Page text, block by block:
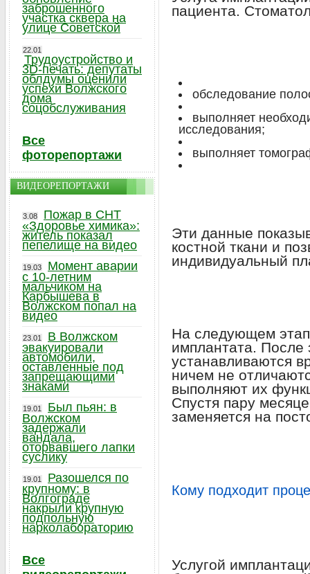
пациента.
обследование
выполняет
исследования;
выполняет
Эти данные
костной ткани и
индивидуальный
На следующем
имплантата. После
устанавливаются
ничем не
выполняют их
Спустя пару
заменяется на
Кому подходит
Услугой
заброшенного
участка сквера на
улице Советской
22.01
Трудоустройство и
3D-печать: депутаты
облдумы оценили
успехи Волжского
дома
соцобслуживания
Все
фоторепортажи
ВИДЕОРЕПОРТАЖИ
3.08
Пожар в СНТ
«Здоровье химика»:
житель показал
пепелище на видео
19.03
Момент аварии
с 10-летним
мальчиком на
Карбышева в
Волжском попал на
видео
23.01
В Волжском
эвакуировали
автомобили,
оставленные под
запрещающими
знаками
19.01
Был пьян: в
Волжском
задержали
вандала,
оторвавшего лапки
суслику
19.01
Разошелся по
крупному: в
Волгограде
накрыли крупную
подпольную
нарколабораторию
Все